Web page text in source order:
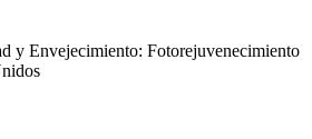
y Envejecimiento: Fotorejuvenecimiento